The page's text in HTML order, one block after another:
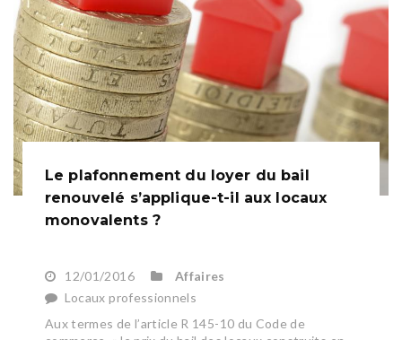
Le plafonnement du loyer du bail
renouvelé s’applique-t-il aux locaux
monovalents ?
12/01/2016
Affaires
Locaux professionnels
Aux termes de l’article R 145-10 du Code de